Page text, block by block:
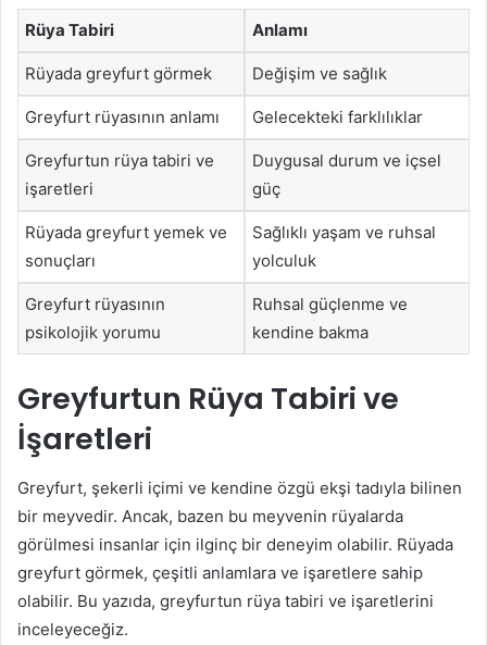
Rüya Tabiri Anlamı
Rüyada greyfurt görmek Değişim ve sağlık
Greyfurt rüyasının anlamı Gelecekteki farklılıklar
Greyfurtun rüya tabiri ve
işaretleri
Duygusal durum ve içsel
güç
Rüyada greyfurt yemek ve
sonuçları
Sağlıklı yaşam ve ruhsal
yolculuk
Greyfurt rüyasının
psikolojik yorumu
Ruhsal güçlenme ve
kendine bakma
Greyfurtun Rüya Tabiri ve
İşaretleri
Greyfurt, şekerli içimi ve kendine özgü ekşi tadıyla bilinen
bir meyvedir. Ancak, bazen bu meyvenin rüyalarda
görülmesi insanlar için ilginç bir deneyim olabilir. Rüyada
greyfurt görmek, çeşitli anlamlara ve işaretlere sahip
olabilir. Bu yazıda, greyfurtun rüya tabiri ve işaretlerini
inceleyeceğiz.